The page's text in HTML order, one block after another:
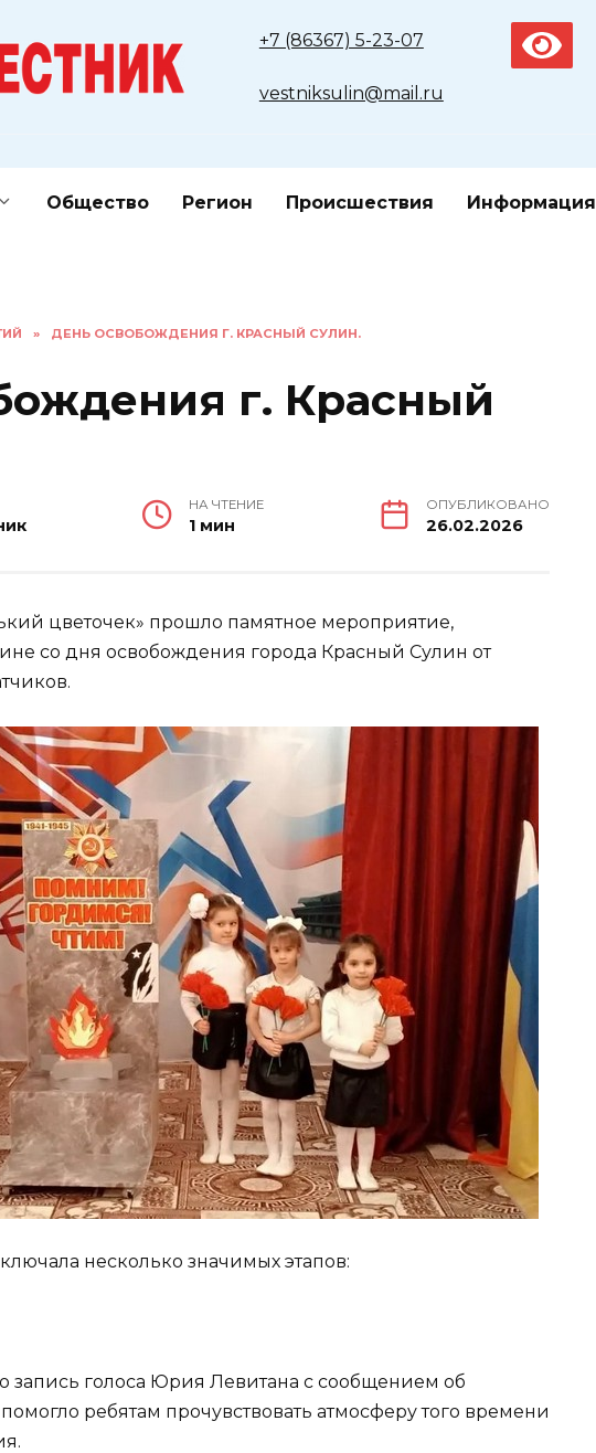
+7 (86367) 5-23-07
vestniksulin@mail.ru
Общество Регион Происшествия Информация
» ДЕНЬ ОСВОБОЖДЕНИЯ Г. КРАСНЫЙ СУЛИН.
г. Красный
НА ЧТЕНИЕ
1 мин
ОПУБЛИКОВАНО
26.02.2026
цветочек» прошло памятное мероприятие,
со дня освобождения города Красный Сулин от
несколько значимых этапов:
запись голоса Юрия Левитана с сообщением об
ребятам прочувствовать атмосферу того времени